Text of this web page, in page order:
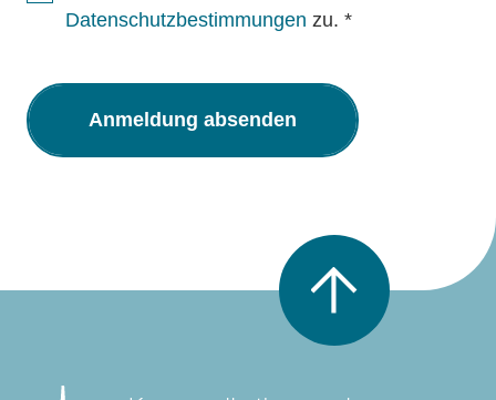
Datenschutzbestimmungen zu. *
Nach oben scrollen